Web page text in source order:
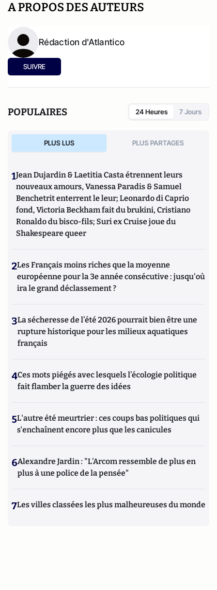
A PROPOS DES AUTEURS
Rédaction d'Atlantico
SUIVRE
POPULAIRES 24 Heures 7 Jours
PLUS LUS PLUS PARTAGES
1Jean Dujardin & Laetitia Casta étrennent leurs
nouveaux amours, Vanessa Paradis & Samuel
Benchetrit enterrent le leur; Leonardo di Caprio
fond, Victoria Beckham fait du brukini, Cristiano
Ronaldo du bisco-fils; Suri ex Cruise joue du
Shakespeare queer
2Les Français moins riches que la moyenne
européenne pour la 3e année consécutive : jusqu'où
ira le grand déclassement ?
3La sécheresse de l’été 2026 pourrait bien être une
rupture historique pour les milieux aquatiques
français
4Ces mots piégés avec lesquels l’écologie politique
fait flamber la guerre des idées
5L'autre été meurtrier : ces coups bas politiques qui
s'enchaînent encore plus que les canicules
6Alexandre Jardin : "L'Arcom ressemble de plus en
plus à une police de la pensée"
7Les villes classées les plus malheureuses du monde